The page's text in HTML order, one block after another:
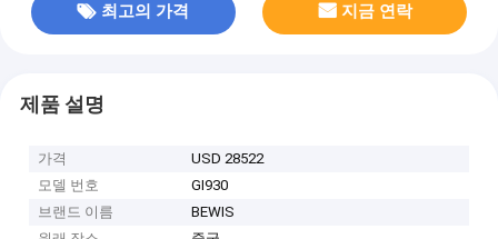
최고의 가격 지금 연락
제품 설명
가격
USD 28522
모델 번호
GI930
브랜드 이름
BEWIS